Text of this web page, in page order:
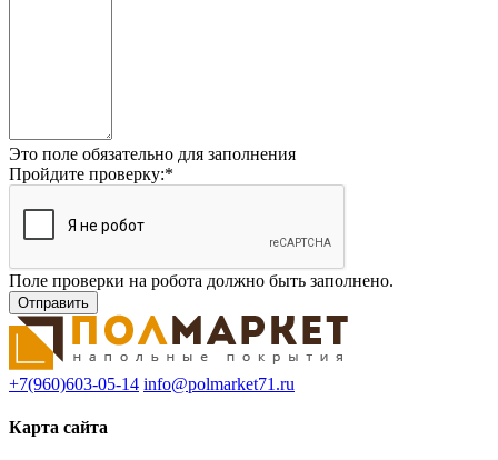
Это поле обязательно для заполнения
Пройдите проверку:*
Поле проверки на робота должно быть заполнено.
+7(960)603-05-14 info@polmarket71.ru
Карта сайта